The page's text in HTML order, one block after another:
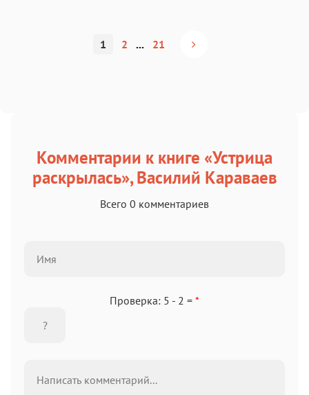
1 2 ... 21
Комментарии к книге «Устрица
раскрылась», Василий Караваев
Всего 0 комментариев
Проверка: 5 - 2 = *